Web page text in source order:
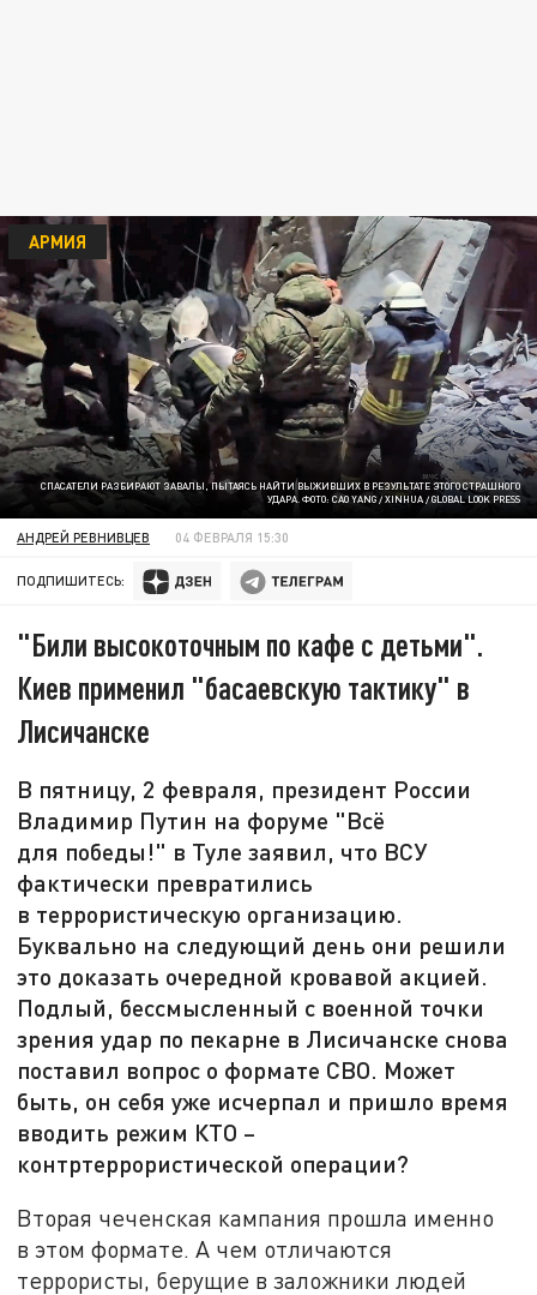
СПАСАТЕЛИ РАЗБИРАЮТ ЗАВАЛЫ, ПЫТАЯСЬ НАЙТИ ВЫЖИВШИХ В РЕЗУЛЬТАТЕ ЭТОГО СТРАШНОГО
УДАРА. ФОТО: CAO YANG / XINHUA / GLOBAL LOOK PRESS
АРМИЯ
АНДРЕЙ РЕВНИВЦЕВ 04 ФЕВРАЛЯ 15:30
ПОДПИШИТЕСЬ:
"Били высокоточным по кафе с детьми".
Киев применил "басаевскую тактику" в
Лисичанске
В пятницу, 2 февраля, президент России
Владимир Путин на форуме "Всё
для победы!" в Туле заявил, что ВСУ
фактически превратились
в террористическую организацию.
Буквально на следующий день они решили
это доказать очередной кровавой акцией.
Подлый, бессмысленный с военной точки
зрения удар по пекарне в Лисичанске снова
поставил вопрос о формате СВО. Может
быть, он себя уже исчерпал и пришло время
вводить режим КТО –
контртеррористической операции?
Вторая чеченская кампания прошла именно
в этом формате. А чем отличаются
террористы, берущие в заложники людей